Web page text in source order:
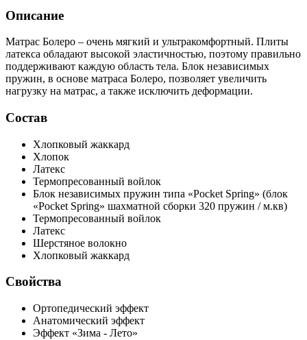
Описание
Матрас Болеро – очень мягкий и ультракомфортный. Плиты
латекса обладают высокой эластичностью, поэтому правильно
поддерживают каждую область тела. Блок независимых
пружин, в основе матраса Болеро, позволяет увеличить
нагрузку на матрас, а также исключить деформации.
Состав
Хлопковый жаккард
Хлопок
Латекс
Термопресованный войлок
Блок независимых пружин типа «Pocket Spring» (блок
«Pocket Spring» шахматной сборки 320 пружин / м.кв)
Термопресованный войлок
Латекс
Шерстяное волокно
Хлопковый жаккард
Свойства
Ортопедический эффект
Анатомический эффект
Эффект «Зима - Лето»